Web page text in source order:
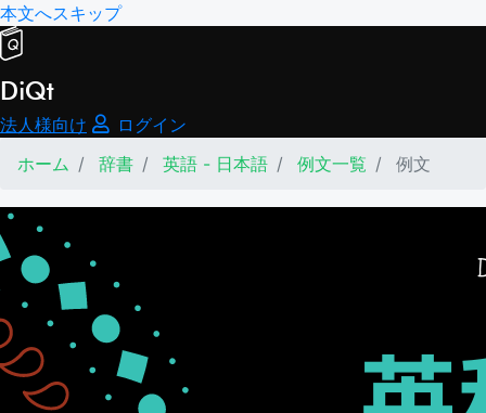
本文へスキップ
DiQt
法人様向け
ログイン
ホーム
辞書 英語 - 日本語 例文一覧 例文